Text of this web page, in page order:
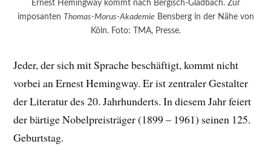
Ernest Hemingway kommt nach Bergisch-Gladbach. Zur
imposanten Thomas-Morus-Akademie Bensberg in der Nähe von
Köln. Foto: TMA, Presse.
Jeder, der sich mit Sprache beschäftigt, kommt nicht
vorbei an Ernest Hemingway. Er ist zentraler Gestalter
der Literatur des 20. Jahrhunderts. In diesem Jahr feiert
der bärtige Nobelpreisträger (1899 – 1961) seinen 125.
Geburtstag.